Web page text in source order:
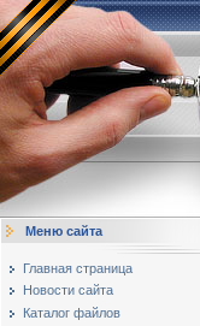
Меню сайта
Главная страница
Новости сайта
Каталог файлов